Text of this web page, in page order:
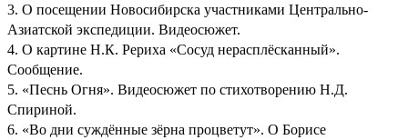
3. О посещении Новосибирска участниками Центрально-
Азиатской экспедиции. Видеосюжет.
4. О картине Н.К. Рериха «Сосуд нерасплёсканный».
Сообщение.
5. «Песнь Огня». Видеосюжет по стихотворению Н.Д.
Спириной.
6. «Во дни суждённые зёрна процветут». О Борисе